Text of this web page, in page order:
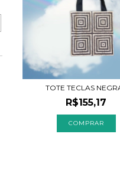
TOTE TECLAS
R$155,17